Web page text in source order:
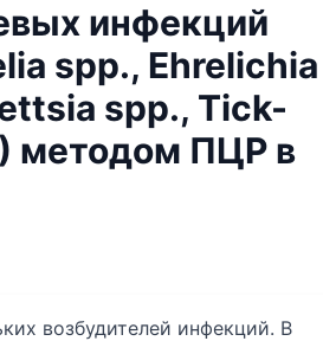
инфекций
spp., Ehrelichia
spp., Tick-
методом ПЦР в
возбудителей инфекций. В